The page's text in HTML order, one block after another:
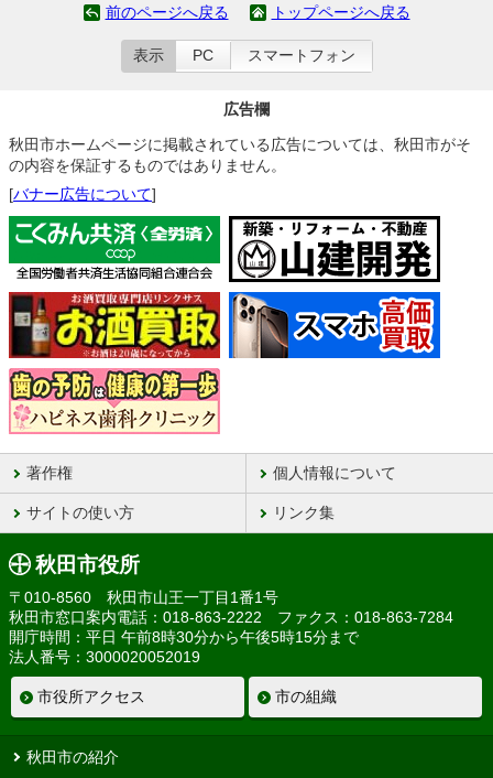
前のページへ戻る トップページへ戻る
表示 PC スマートフォン
広告欄
秋田市ホームページに掲載されている広告については、秋田市がそ
の内容を保証するものではありません。
[バナー広告について]
著作権 個人情報について
サイトの使い方 リンク集
秋田市役所
〒010-8560 秋田市山王一丁目1番1号
秋田市窓口案内電話：018-863-2222 ファクス：018-863-7284
開庁時間：平日 午前8時30分から午後5時15分まで
法人番号：3000020052019
市役所アクセス 市の組織
秋田市の紹介